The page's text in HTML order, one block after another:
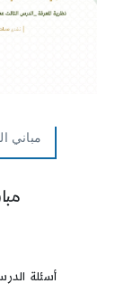
مباني
أسئلة